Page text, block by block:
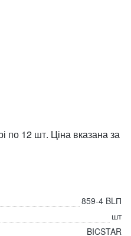
по 12 шт. Ціна вказана за
859-4 BLП
шт
BICSTAR